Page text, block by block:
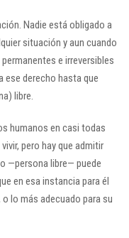
Nadie está obligado a
situación y aun cuando
e irreversibles
ese derecho hasta que
libre.
humanos en casi todas
pero hay que admitir
—persona libre— puede
en esa instancia para él
o lo más adecuado para su